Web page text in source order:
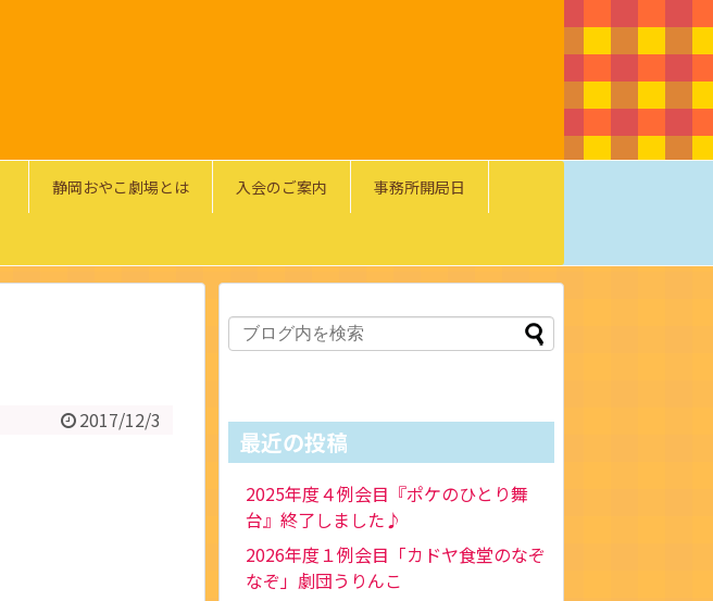
静岡おやこ劇場とは 入会のご案内 事務所開局日
2017/12/3
最近の投稿
2025年度４例会目『ポケのひとり舞
台』終了しました♪
2026年度１例会目「カドヤ食堂のなぞ
なぞ」劇団うりんこ